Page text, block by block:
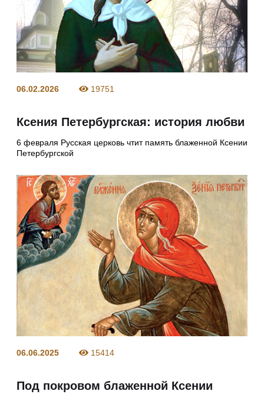
06.02.2026 19751
Ксения Петербургская: история любви
6 февраля Русская церковь чтит память блаженной Ксении
Петербургской
06.06.2025 15414
Под покровом блаженной Ксении